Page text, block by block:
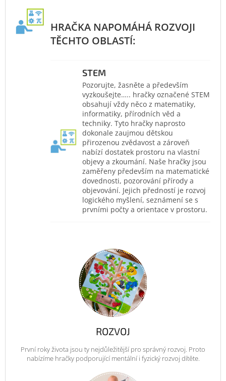
STEM
Pozorujte, žasněte a především
vyzkoušejte….. hračky označené STEM
obsahují vždy něco z matematiky,
informatiky, přírodních věd a
techniky. Tyto hračky naprosto
dokonale zaujmou dětskou
přirozenou zvědavost a zároveň
nabízí dostatek prostoru na vlastní
objevy a zkoumání. Naše hračky jsou
zaměřeny především na matematické
dovednosti, pozorování přírody a
objevování. Jejich předností je rozvoj
logického myšlení, seznámení se s
prvními počty a orientace v prostoru.
ROZVOJ
První roky života jsou ty nejdůležitější pro správný rozvoj. Proto
nabízíme hračky podporující mentální i fyzický rozvoj dítěte.